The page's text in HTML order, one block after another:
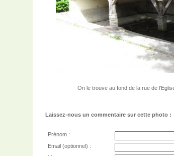
On le trouve au fond de la rue de
Laissez-nous un commentaire sur cette photo :
Prénom :
Email (optionnel) :